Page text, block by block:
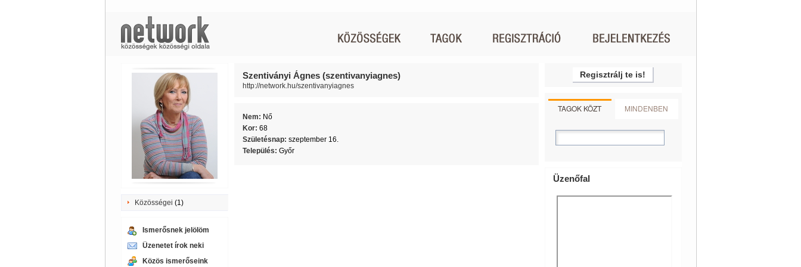
Közösségei (1)
Ismerősnek jelölöm
Üzenetet írok neki
Közös ismerőseink
Szentiványi Ágnes (szentivanyiagnes)
http://network.hu/szentivanyiagnes
Nem: Nő
Kor: 68
Születésnap: szeptember 16.
Település: Győr
Regisztrálj te is!
TAGOK KÖZT MINDENBEN
Üzenőfal